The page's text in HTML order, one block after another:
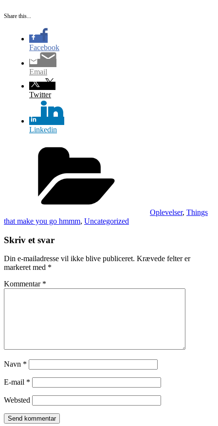
Share this...
Facebook
Email
Twitter
Linkedin
Oplevelser, Things
that make you go hmmm, Uncategorized
Skriv et svar
Din e-mailadresse vil ikke blive publiceret. Krævede felter er
markeret med *
Kommentar *
Navn *
E-mail *
Websted